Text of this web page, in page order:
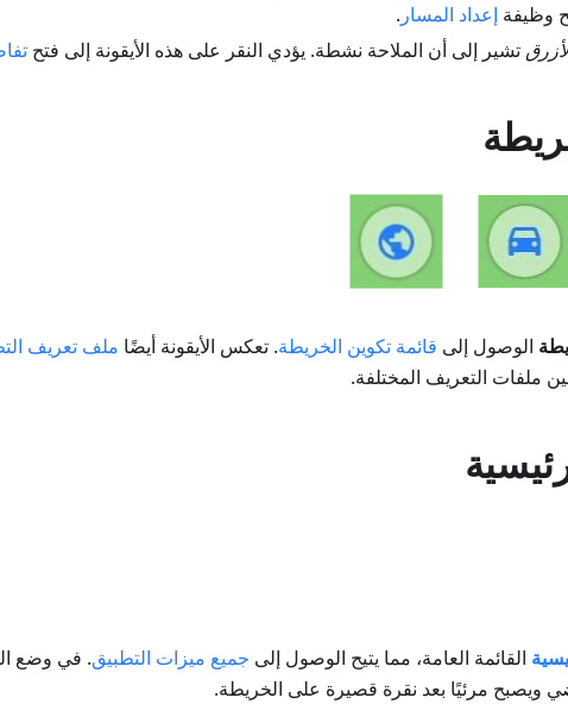
وظيفة إعداد المسار .
تشير إلى أن الملاحة نشطة. يؤدي النقر على هذه الأيقونة إلى فتح
الوصول إلى قائمة تكوين الخريطة. تعكس الأيقونة أيضًا ملف تعريف
ملفات التعريف المختلفة.
القائمة العامة، مما يتيح الوصول إلى جميع ميزات التطبيق. في وضع
ويصبح مرئيًا بعد نقرة قصيرة على الخريطة.